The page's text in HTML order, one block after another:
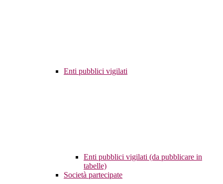
Enti pubblici vigilati
Enti pubblici vigilati (da pubblicare in
tabelle)
Società partecipate